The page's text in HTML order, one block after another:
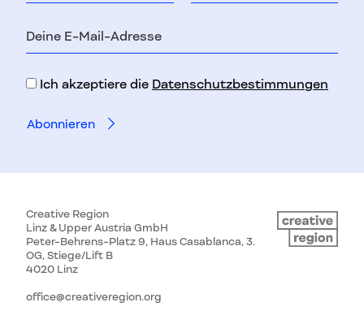
Mail-
Ich akzeptiere die Datenschutzbestimmungen
Creative Region
Linz & Upper Austria GmbH
Peter-Behrens-Platz 9, Haus Casablanca, 3.
OG, Stiege/Lift B
4020 Linz
office@creativeregion.org